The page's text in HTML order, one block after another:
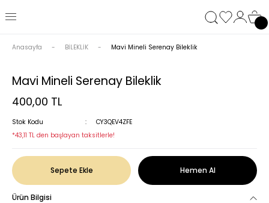
Anasayfa BİLEKLİK Mavi Mineli Serenay Bileklik
Mavi Mineli Serenay Bileklik
400,00 TL
Stok Kodu
CY3QEV4ZFE
*43,11 TL den başlayan taksitlerle!
Sepete Ekle Hemen Al
Ürün Bilgisi